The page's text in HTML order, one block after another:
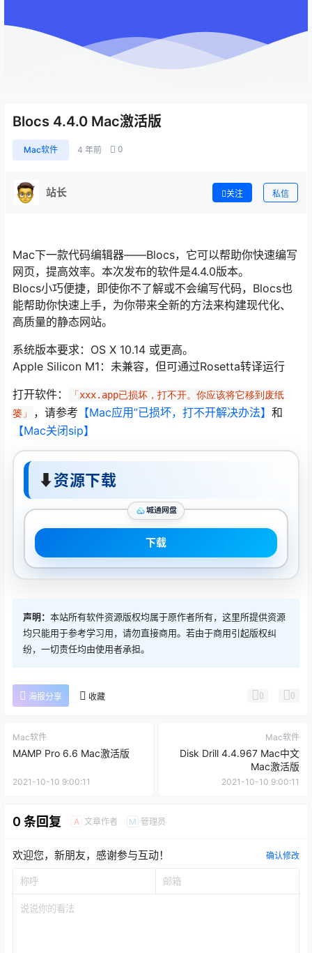
Blocs 4.4.0 Mac激活版
Mac软件 4 年前 0
站长 关注 私信
Mac下一款代码编辑器——Blocs，它可以帮助你快速编写
网页，提高效率。本次发布的软件是4.4.0版本。
Blocs小巧便捷，即使你不了解或不会编写代码，Blocs也
能帮助你快速上手，为你带来全新的方法来构建现代化、
高质量的静态网站。
系统版本要求：OS X 10.14 或更高。
Apple Silicon M1：未兼容，但可通过Rosetta转译运行
打开软件：
「xxx.app已损坏，打不开。你应该将它移到废纸
篓」
，请参考 【Mac应用”已损坏，打不开解决办法】 和
【Mac关闭sip】
⬇资源下载
城通网盘
下载
声明： 本站所有软件资源版权均属于原作者所有，这里所提供资源
均只能用于参考学习用，请勿直接商用。若由于商用引起版权纠
纷，一切责任均由使用者承担。
海报分享 收藏 0 0
Mac软件
MAMP Pro 6.6 Mac激活版
2021-10-10 9:00:11
Mac软件
Disk Drill 4.4.967 Mac中文
Mac激活版
2021-10-10 9:00:11
0 条回复 A 文章作者 M 管理员
欢迎您，新朋友，感谢参与互动！ 确认修改